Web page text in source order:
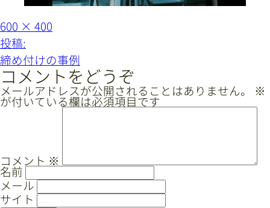
新着情報
採用情報
レールシステムについて
CAD/PDFデータ
フ
ル
サ
イ
ズ
600 × 400
投
稿
ナ
ビ
ゲ
ョ
ン
投稿:
締め付けの事例
コメントをどうぞ
メールアドレスが公開されることはありません。 ※
が付いている欄は必須項目です
コメント ※
名前
メール
サイト